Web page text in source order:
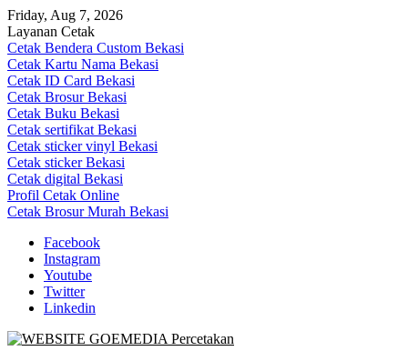
Skip
to
content
Friday, Aug 7, 2026
Layanan Cetak
Cetak Bendera Custom Bekasi
Cetak Kartu Nama Bekasi
Cetak ID Card Bekasi
Cetak Brosur Bekasi
Cetak Buku Bekasi
Cetak sertifikat Bekasi
Cetak sticker vinyl Bekasi
Cetak sticker Bekasi
Cetak digital Bekasi
Profil Cetak Online
Cetak Brosur Murah Bekasi
Facebook
Instagram
Youtube
Twitter
Linkedin